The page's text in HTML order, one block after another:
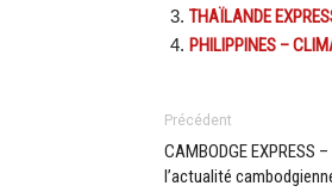
THAÏLANDE
PHILIPPINES –
Précédent
CAMBODGE EXPRESS
l’actualité